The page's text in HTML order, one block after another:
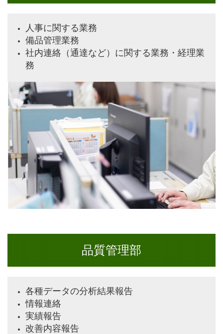
人事に関する業務
備品管理業務
社内連絡（通達など）に関する業務・経理業
務
品質管理部
各種データの分析結果報告
情報連絡
実績報告
改善内容報告